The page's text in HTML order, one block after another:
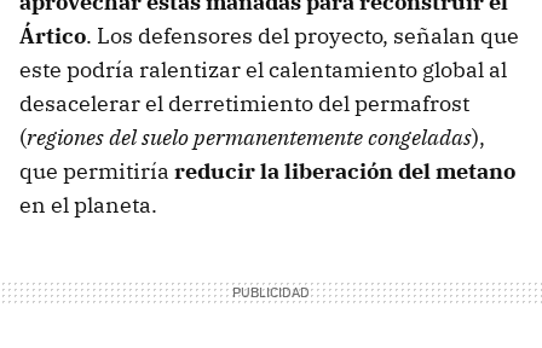
Ártico. Los defensores del proyecto, señalan que
este podría ralentizar el calentamiento global al
desacelerar el derretimiento del permafrost
(regiones del suelo permanentemente congeladas),
que permitiría reducir la liberación del metano
en el planeta.